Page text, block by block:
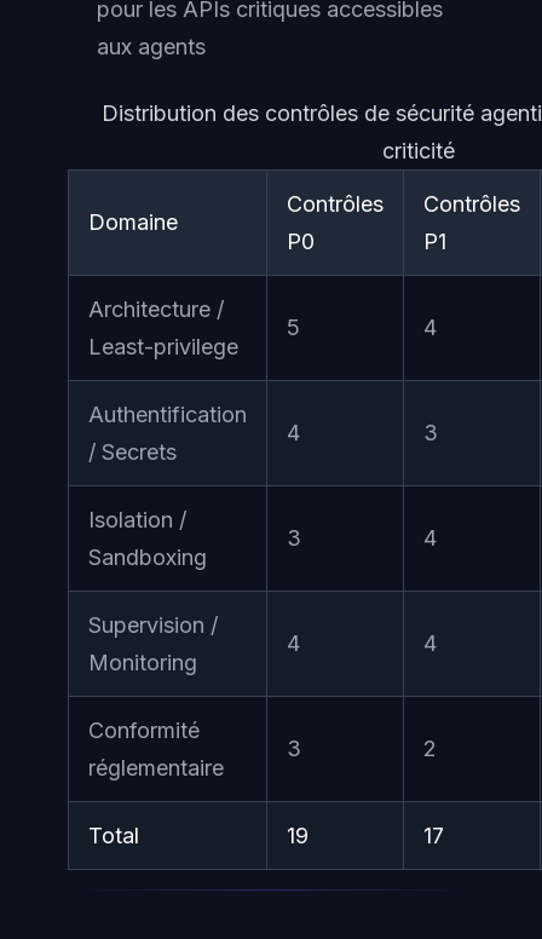
pour les APIs critiques accessibles
aux agents
Distribution des contrôles de sécurité
criticité
Domaine
Contrôles
P0
Contrôles
P1
Architecture /
Least-privilege
5 4
Authentification
/ Secrets
4 3
Isolation /
Sandboxing
3 4
Supervision /
Monitoring
4 4
Conformité
réglementaire
3 2
Total 19 17